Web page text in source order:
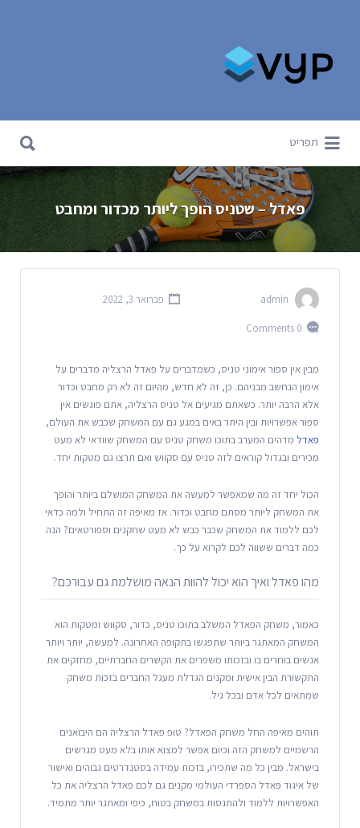
תפריט
פאדל – שטניס הופך ליותר מכדור ומחבט
admin פברואר 3, 2022
0 Comments
מבין אין ספור אימוני טניס, כשמדברים על פאדל הרצליה מדברים על
אימון הנחשב מבניהם. כן, זה לא חדש, מהיום זה לא רק מחבט וכדור
אלא הרבה יותר. כשאתם מגיעים אל טניס הרצליה, אתם פוגשים אין
ספור אפשרויות ובין היתר באים במגע גם עם המשחק שכבש את העולם,
פאדל מדהים המערב בתוכו משחק טניס עם המשחק שוודאי לא מעט
מכירים ובגדול קוראים לזה טניס עם סקווש ואם תרצו גם מטקות יחד.
הכול יחד זה מה שמאפשר למעשה את המשחק המושלם ביותר והופך
את המשחק ליותר מסתם מחבט וכדור. אז מאיפה זה התחיל ולמה כדאי
לכם ללמוד את המשחק שכבר כבש לא מעט שחקנים וספורטאים? הנה
כמה דברים ששווה לכם לקרוא על כך.
מהו פאדל ואיך הוא יכול להוות הנאה מושלמת גם עבורכם?
כאמור, משחק הפאדל המשלב בתוכו טניס, כדור, סקווש ומטקות הוא
המשחק המאתגר ביותר שתפגשו בתקופה האחרונה. למעשה, יותר ויותר
אנשים בוחרים בו ובזכותו משפרים את הקשרים החברתיים, מחזקים את
התקשורת הבין אישית ומקנים הגדלת מעגל החברים בזכות משחק
שמתאים לכל אדם ובכל גיל.
תוהים מאיפה החל משחק הפאדל? טופ פאדל הרצליה הם היבואנים
הרשמיים למשחק הזה וכיום אפשר למצוא אותו בלא מעט מגרשים
בישראל. מבין כל מה שתכירו, בזכות עמידה בסטנדרטים גבוהים ואישור
של איגוד פאדל הספרדי העולמי מקנים גם לכם פאדל הרצליה את כל
האפשרויות ללמוד ולהתנסות במשחק בטוח, כיפי ומאתגר יותר מתמיד.